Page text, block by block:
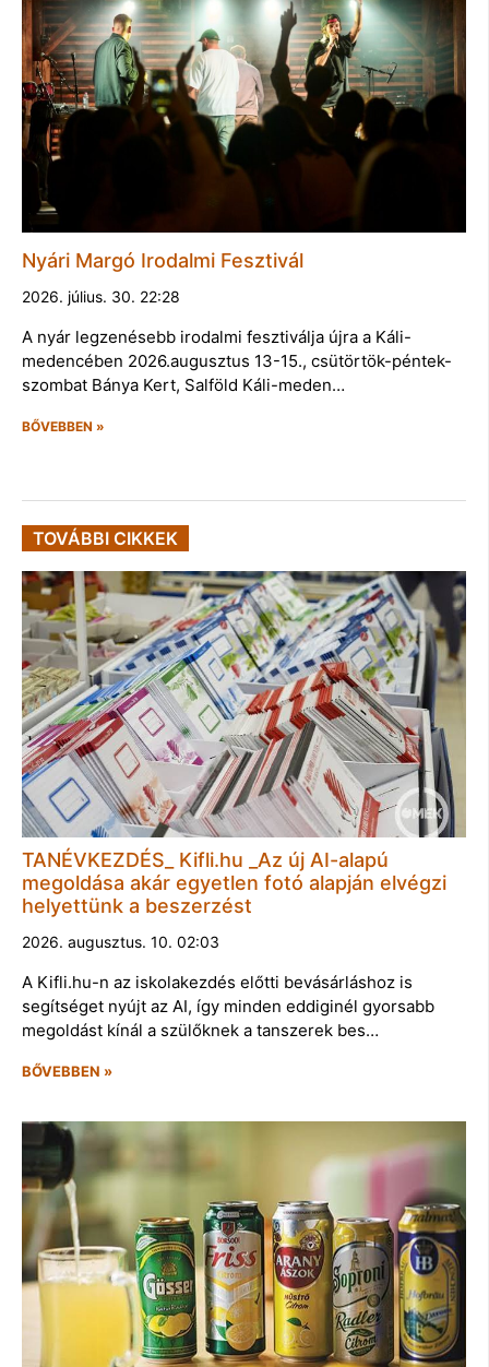
Nyári Margó Irodalmi Fesztivál
2026. július. 30. 22:28
A nyár legzenésebb irodalmi fesztiválja újra a Káli-
medencében 2026.augusztus 13-15., csütörtök-péntek-
szombat Bánya Kert, Salföld Káli-meden…
BŐVEBBEN »
TOVÁBBI CIKKEK
TANÉVKEZDÉS_ Kifli.hu _Az új AI-alapú
megoldása akár egyetlen fotó alapján elvégzi
helyettünk a beszerzést
2026. augusztus. 10. 02:03
A Kifli.hu-n az iskolakezdés előtti bevásárláshoz is
segítséget nyújt az AI, így minden eddiginél gyorsabb
megoldást kínál a szülőknek a tanszerek bes…
BŐVEBBEN »